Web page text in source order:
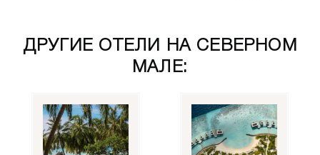
ДРУГИЕ ОТЕЛИ НА СЕВЕРНОМ
МАЛЕ: